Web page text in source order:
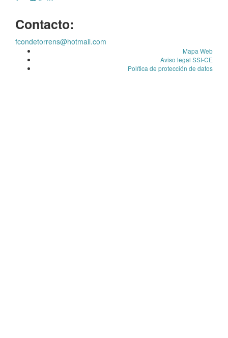
Contacto:
fcondetorrens@hotmail.com
Mapa Web
Aviso legal SSI-CE
Política de protección de datos